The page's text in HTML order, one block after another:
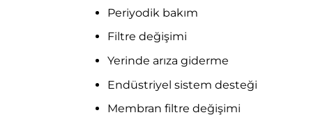
Periyodik bakım
Filtre değişimi
Yerinde arıza giderme
Endüstriyel sistem desteği
Membran filtre değişimi